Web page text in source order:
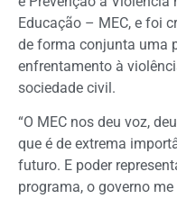
Educação – MEC, e foi
de forma conjunta uma
enfrentamento à
sociedade civil.
“O MEC nos deu voz,
que é de extrema
futuro. E poder
programa, o governo